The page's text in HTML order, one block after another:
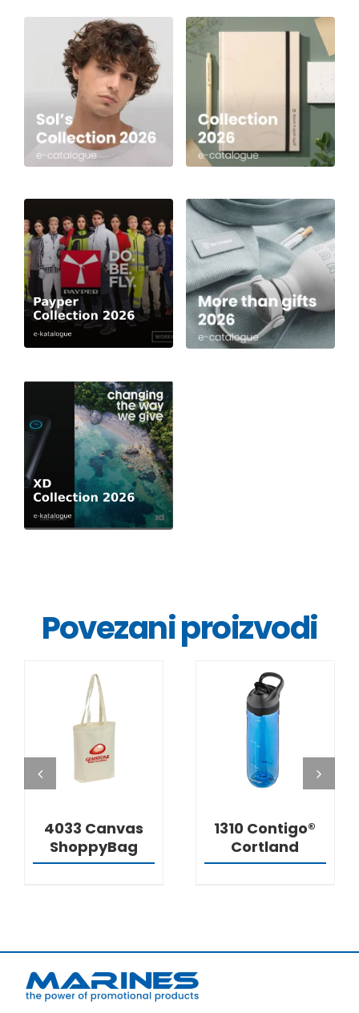
Povezani proizvodi
DETALJI
4033 Canvas
ShoppyBag
DETALJI
1310 Contigo®
Cortland